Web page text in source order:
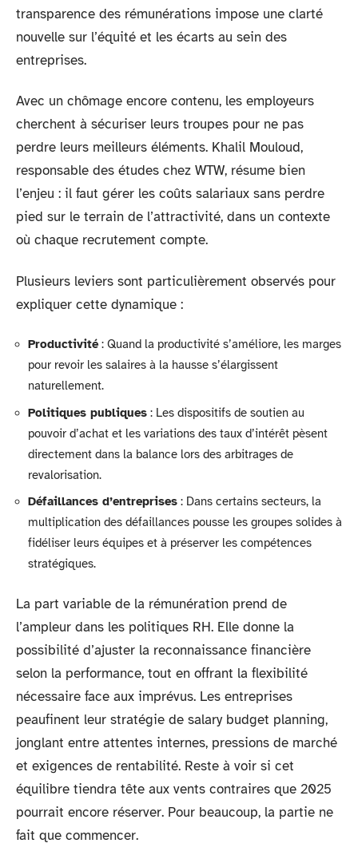
transparence des rémunérations impose une clarté
nouvelle sur l’équité et les écarts au sein des
entreprises.
Avec un chômage encore contenu, les employeurs
cherchent à sécuriser leurs troupes pour ne pas
perdre leurs meilleurs éléments. Khalil Mouloud,
responsable des études chez WTW, résume bien
l’enjeu : il faut gérer les coûts salariaux sans perdre
pied sur le terrain de l’attractivité, dans un contexte
où chaque recrutement compte.
Plusieurs leviers sont particulièrement observés pour
expliquer cette dynamique :
Productivité: Quand la productivité s’améliore, les marges
pour revoir les salaires à la hausse s’élargissent
naturellement.
Politiques publiques : Les dispositifs de soutien au
pouvoir d’achat et les variations des taux d’intérêt pèsent
directement dans la balance lors des arbitrages de
revalorisation.
Défaillances d’entreprises : Dans certains secteurs, la
multiplication des défaillances pousse les groupes solides à
fidéliser leurs équipes et à préserver les compétences
stratégiques.
La part variable de la rémunération prend de
l’ampleur dans les politiques RH. Elle donne la
possibilité d’ajuster la reconnaissance financière
selon la performance, tout en offrant la flexibilité
nécessaire face aux imprévus. Les entreprises
peaufinent leur stratégie de salary budget planning,
jonglant entre attentes internes, pressions de marché
et exigences de rentabilité. Reste à voir si cet
équilibre tiendra tête aux vents contraires que 2025
pourrait encore réserver. Pour beaucoup, la partie ne
fait que commencer.